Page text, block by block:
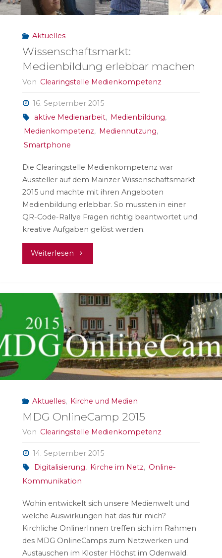
Aktuelles
Wissenschaftsmarkt:
Medienbildung erlebbar machen
Von Clearingstelle Medienkompetenz
16. September 2015
aktive Medienarbeit, Medienbildung,
Medienkompetenz, Mediennutzung,
Smartphone
Die Clearingstelle Medienkompetenz war
Aussteller auf dem Mainzer Wissenschaftsmarkt
2015 und machte mit ihren Angeboten
Medienbildung erlebbar. So mussten in einer
QR-Code-Rallye Fragen richtig beantwortet und
kreative Aufgaben gelöst werden.
Weiterlesen "Wissenschaftsmarkt:
erlebbar
machen"
Aktuelles, Kirche und Medien
MDG OnlineCamp 2015
Von Clearingstelle Medienkompetenz
14. September 2015
Digitalisierung, Kirche im Netz, Online-
Kommunikation
Wohin entwickelt sich unsere Medienwelt und
welche Auswirkungen hat das für mich?
Kirchliche OnlinerInnen treffen sich im Rahmen
des MDG OnlineCamps zum Netzwerken und
Austauschen im Kloster Höchst im Odenwald.